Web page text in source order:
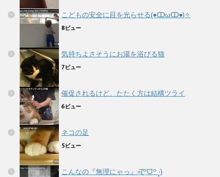
こどもの安全に目を光らせる(●ↀωↀ●)✧
8ビュー
気持ちよさそうにお湯を浴びる猫
7ビュー
催促されるけど、たたく方は結構ツライ
6ビュー
ネコの足
5ビュー
こんなの『無理にゃっ』=͟͟͞͞(꒪ᗜ꒪ ‧̣̥̇)